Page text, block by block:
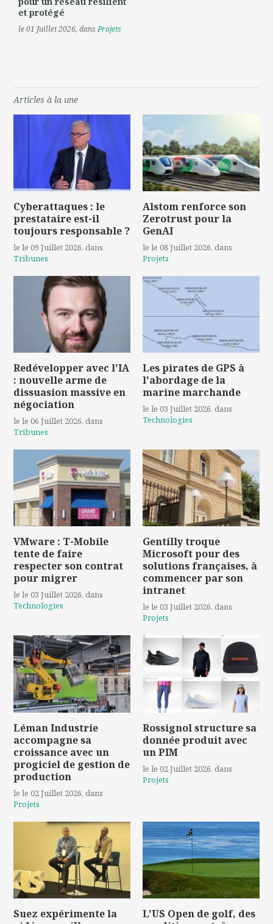
et protégé
le 01 Juillet 2026, dansProjets
Articles à la une
Cyberattaques : le
prestataire est-il
toujours responsable ?
le le 09 Juillet 2026, dans
Tribunes
Alstom renforce son
Zerotrust pour la
GenAI
le le 08 Juillet 2026, dans
Projets
Redévelopper avec l'IA
: nouvelle arme de
dissuasion massive en
négociation
le le 06 Juillet 2026, dans
Tribunes
Les pirates de GPS à
l'abordage de la
marine marchande
le le 03 Juillet 2026, dans
Technologies
VMware : T-Mobile
tente de faire
respecter son contrat
pour migrer
le le 03 Juillet 2026, dans
Technologies
Gentilly troque
Microsoft pour des
solutions françaises, à
commencer par son
intranet
le le 03 Juillet 2026, dans
Projets
Léman Industrie
accompagne sa
croissance avec un
progiciel de gestion de
production
le le 02 Juillet 2026, dans
Projets
Rossignol structure sa
donnée produit avec
un PIM
le le 02 Juillet 2026, dans
Projets
Suez expérimente la
L'US Open de golf, des